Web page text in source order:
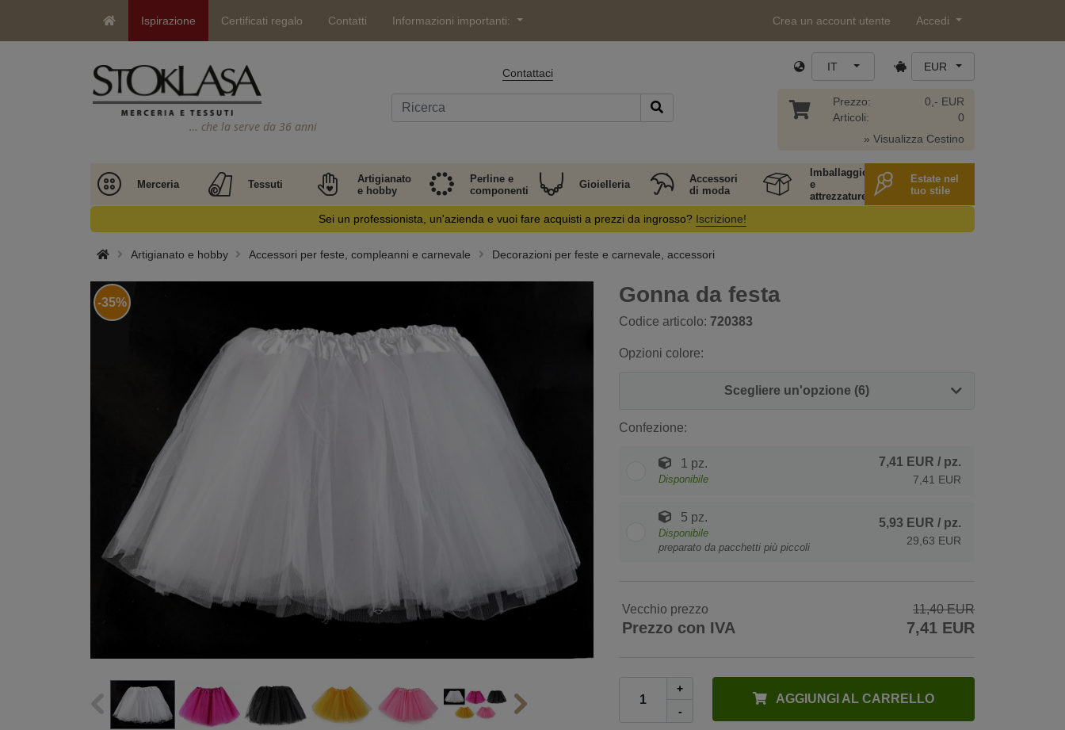
Ispirazione Certificati regalo Contatti Informazioni importanti: Crea un account utente Accedi
… che la serve da 36 anni
Contattaci IT EUR
Prezzo:
Articoli:
0,- EUR
0
» Visualizza Cestino
Merceria Tessuti
Artigianato
e hobby
Perline e
componenti
Gioielleria
Accessori
di moda
Imballaggio
e
attrezzature
Estate nel
tuo stile
Sei un professionista, un'azienda e vuoi fare acquisti a prezzi da ingrosso? Iscrizione!
Artigianato e hobby Accessori per feste, compleanni e carnevale Decorazioni per feste e carnevale, accessori
Gonna da festa
Codice articolo: 720383
-35%
Opzioni colore:
Scegliere un'opzione (6)
Confezione:
1 pz.
Disponibile
7,41 EUR / pz.
7,41 EUR
5 pz.
Disponibile
preparato da pacchetti più piccoli
5,93 EUR / pz.
29,63 EUR
Vecchio prezzo 11,40 EUR
Prezzo con IVA 7,41 EUR
+
-
AGGIUNGI AL CARRELLO